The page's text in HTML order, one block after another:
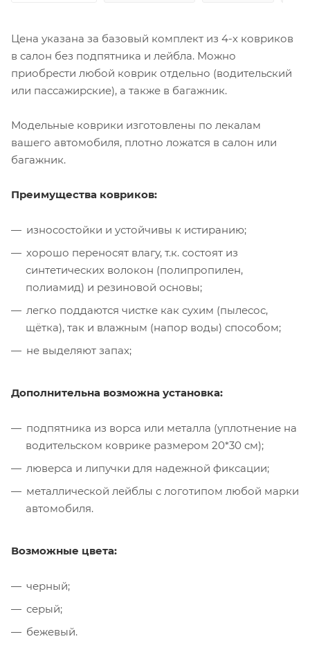
Цена указана за базовый комплект из 4-х ковриков
в салон без подпятника и лейбла. Можно
приобрести любой коврик отдельно (водительский
или пассажирские), а также в багажник.
Модельные коврики изготовлены по лекалам
вашего автомобиля, плотно ложатся в салон или
багажник.
Преимущества ковриков:
износостойки и устойчивы к истиранию;
хорошо переносят влагу, т.к. состоят из
синтетических волокон (полипропилен,
полиамид) и резиновой основы;
легко поддаются чистке как сухим (пылесос,
щётка), так и влажным (напор воды) способом;
не выделяют запах;
Дополнительна возможна установка:
подпятника из ворса или металла (уплотнение на
водительском коврике размером 20*30 см);
люверса и липучки для надежной фиксации;
металлической лейблы с логотипом любой марки
автомобиля.
Возможные цвета:
черный;
серый;
бежевый.